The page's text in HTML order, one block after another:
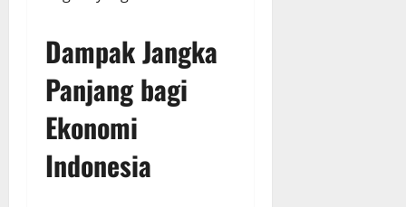
Dampak Jangka
Panjang bagi
Ekonomi
Indonesia